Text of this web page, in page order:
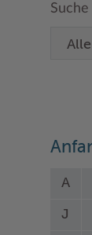
A
J